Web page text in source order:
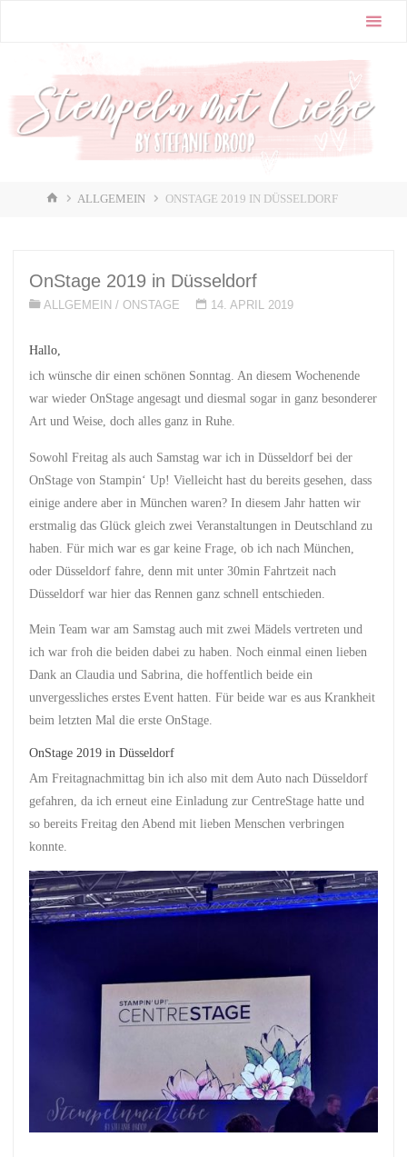
mit Liebe
START
ALLGEMEIN ONSTAGE 2019 IN DÜSSELDORF
OnStage 2019 in Düsseldorf
ALLGEMEIN / ONSTAGE 14. APRIL 2019
Hallo,
ich wünsche dir einen schönen Sonntag. An diesem Wochenende
war wieder OnStage angesagt und diesmal sogar in ganz besonderer
Art und Weise, doch alles ganz in Ruhe.
Sowohl Freitag als auch Samstag war ich in Düsseldorf bei der
OnStage von Stampin‘ Up! Vielleicht hast du bereits gesehen, dass
einige andere aber in München waren? In diesem Jahr hatten wir
erstmalig das Glück gleich zwei Veranstaltungen in Deutschland zu
haben. Für mich war es gar keine Frage, ob ich nach München,
oder Düsseldorf fahre, denn mit unter 30min Fahrtzeit nach
Düsseldorf war hier das Rennen ganz schnell entschieden.
Mein Team war am Samstag auch mit zwei Mädels vertreten und
ich war froh die beiden dabei zu haben. Noch einmal einen lieben
Dank an Claudia und Sabrina, die hoffentlich beide ein
unvergessliches erstes Event hatten. Für beide war es aus Krankheit
beim letzten Mal die erste OnStage.
OnStage 2019 in Düsseldorf
Am Freitagnachmittag bin ich also mit dem Auto nach Düsseldorf
gefahren, da ich erneut eine Einladung zur CentreStage hatte und
so bereits Freitag den Abend mit lieben Menschen verbringen
konnte.